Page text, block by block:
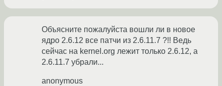
Объясните пожалуйста вошли ли в новое
ядро 2.6.12 все патчи из 2.6.11.7 ?!! Ведь
сейчас на kernel.org лежит только 2.6.12, а
2.6.11.7 убрали...
anonymous